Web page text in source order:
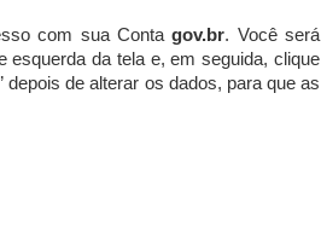
com sua Contagov.br. Você será
esquerda da tela e, em seguida, clique
depois de alterar os dados, para que as